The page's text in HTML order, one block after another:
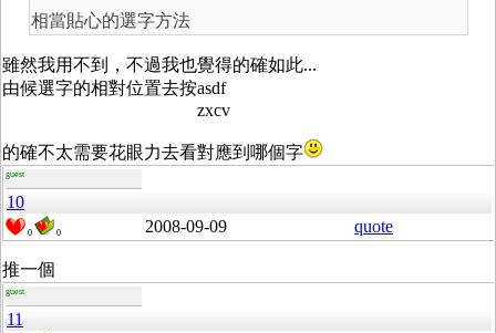
相當貼心的選字方法
雖然我用不到，不過我也覺得的確如此...
由候選字的相對位置去按asdf
zxcv
的確不太需要花眼力去看對應到哪個字
guest
10
0 0 2008-09-09 quote
推一個
guest
11